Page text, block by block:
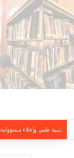
تنبيه طبي وإخلاء مسؤولية